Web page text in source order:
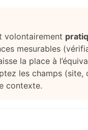
volontairement
mesurables
la place à
les champs (site,
contexte.